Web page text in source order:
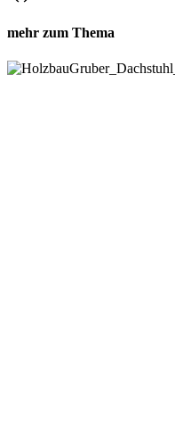
mehr zum Thema